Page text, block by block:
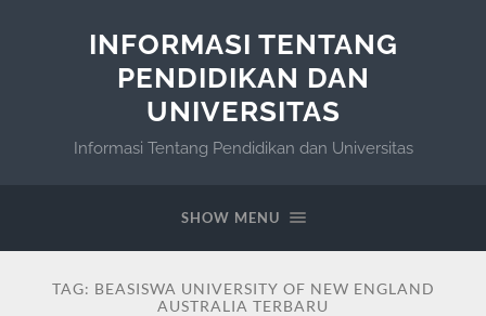
INFORMASI TENTANG
PENDIDIKAN DAN
UNIVERSITAS
Informasi Tentang Pendidikan dan Universitas
SHOW MENU
TAG: BEASISWA UNIVERSITY OF NEW ENGLAND
AUSTRALIA TERBARU